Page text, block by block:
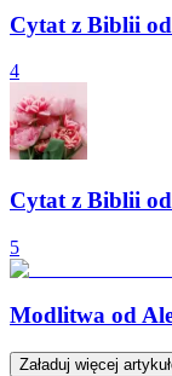
Cytat z Biblii
4
Cytat z Biblii
5
Modlitwa od
Załaduj więcej